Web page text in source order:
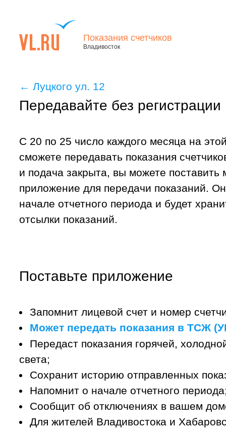
Показания счетчиков
Владивосток
← Луцкого ул. 12
Передавайте без регистрации
С 20 по 25 число каждого месяца на
сможете передавать показания
и подача закрыта, вы можете поставить
приложение для передачи показаний.
начале отчетного периода и будет
отсылки показаний.
Поставьте приложение
Запомнит лицевой счет и номер
Может передать показания в ТСЖ
Передаст показания горячей,
света;
Сохранит историю отправленных
Напомнит о начале отчетного
Сообщит об отключениях в вашем
Для жителей Владивостока и